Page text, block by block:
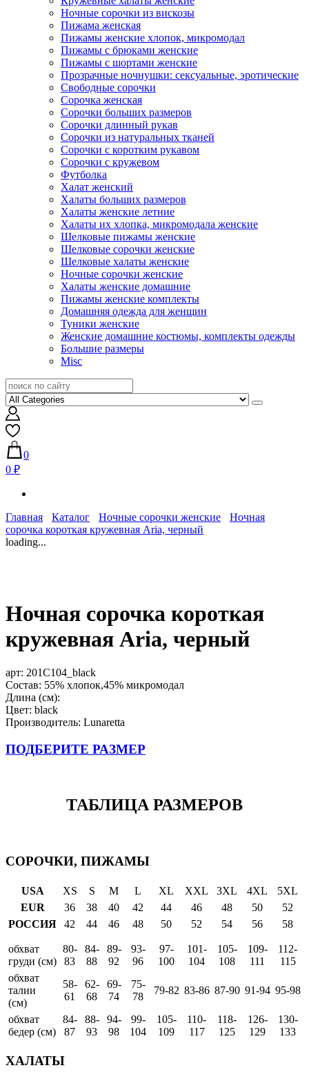
Ночные сорочки из вискозы
Пижама женская
Пижамы женские хлопок, микромодал
Пижамы с брюками женские
Пижамы с шортами женские
Прозрачные ночнушки: сексуальные, эротические
Свободные сорочки
Сорочка женская
Сорочки больших размеров
Сорочки длинный рукав
Сорочки из натуральных тканей
Сорочки с коротким рукавом
Сорочки с кружевом
Футболка
Халат женский
Халаты больших размеров
Халаты женские летние
Халаты их хлопка, микромодала женские
Шелковые пижамы женские
Шелковые сорочки женские
Шелковые халаты женские
Ночные сорочки женские
Халаты женские домашние
Пижамы женские комплекты
Домашняя одежда для женщин
Туники женские
Женские домашние костюмы, комплекты одежды
Большие размеры
Misc
0
0 ₽
Главная Каталог Ночные сорочки женские
Ночная
сорочка короткая кружевная Aria, черный
loading...
Ночная сорочка короткая
кружевная Aria, черный
арт: 201C104_black
Состав: 55% хлопок,45% микромодал
Длина (см):
Цвет: black
Производитель: Lunaretta
ПОДБЕРИТЕ РАЗМЕР
ТАБЛИЦА РАЗМЕРОВ
СОРОЧКИ, ПИЖАМЫ
USA XS S M L XL XXL 3XL 4XL
5XL
EUR
36 38 40 42 44 46 48 50
52
РОССИЯ
42 44 46 48 50 52 54 56 58
обхват
груди (см)
80-
83
84-
88
89-
92
93-
96
97-
100
101-
104
105-
108
109-
111
112-
115
обхват
талии
(см)
58-
61
62-
68
69-
74
75-
78
79-82 83-86 87-90 91-94 95-98
обхват
бедер (см)
84-
87
88-
93
94-
98
99-
104
105-
109
110-
117
118-
125
126-
129
130-
133
ХАЛАТЫ